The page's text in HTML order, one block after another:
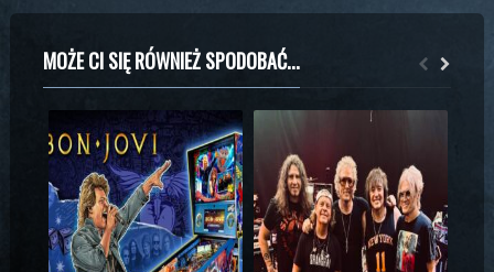
MOŻE CI SIĘ RÓWNIEŻ SPODOBAĆ...